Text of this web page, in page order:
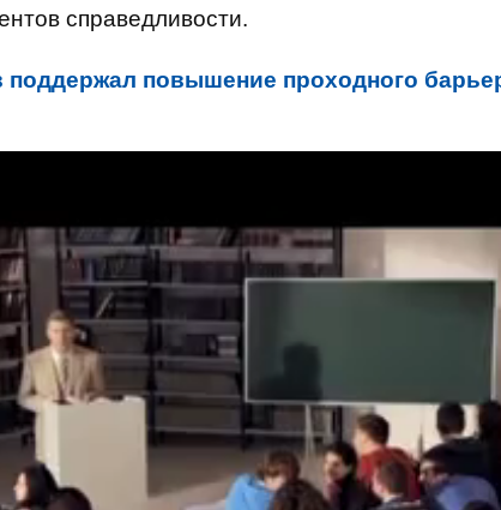
справедливости.
поддержал повышение проходного